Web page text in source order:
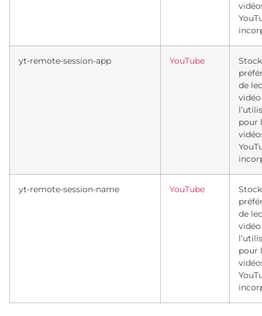
yt-remote-session-app YouTube
de
pour
yt-remote-session-name YouTube
de
pour